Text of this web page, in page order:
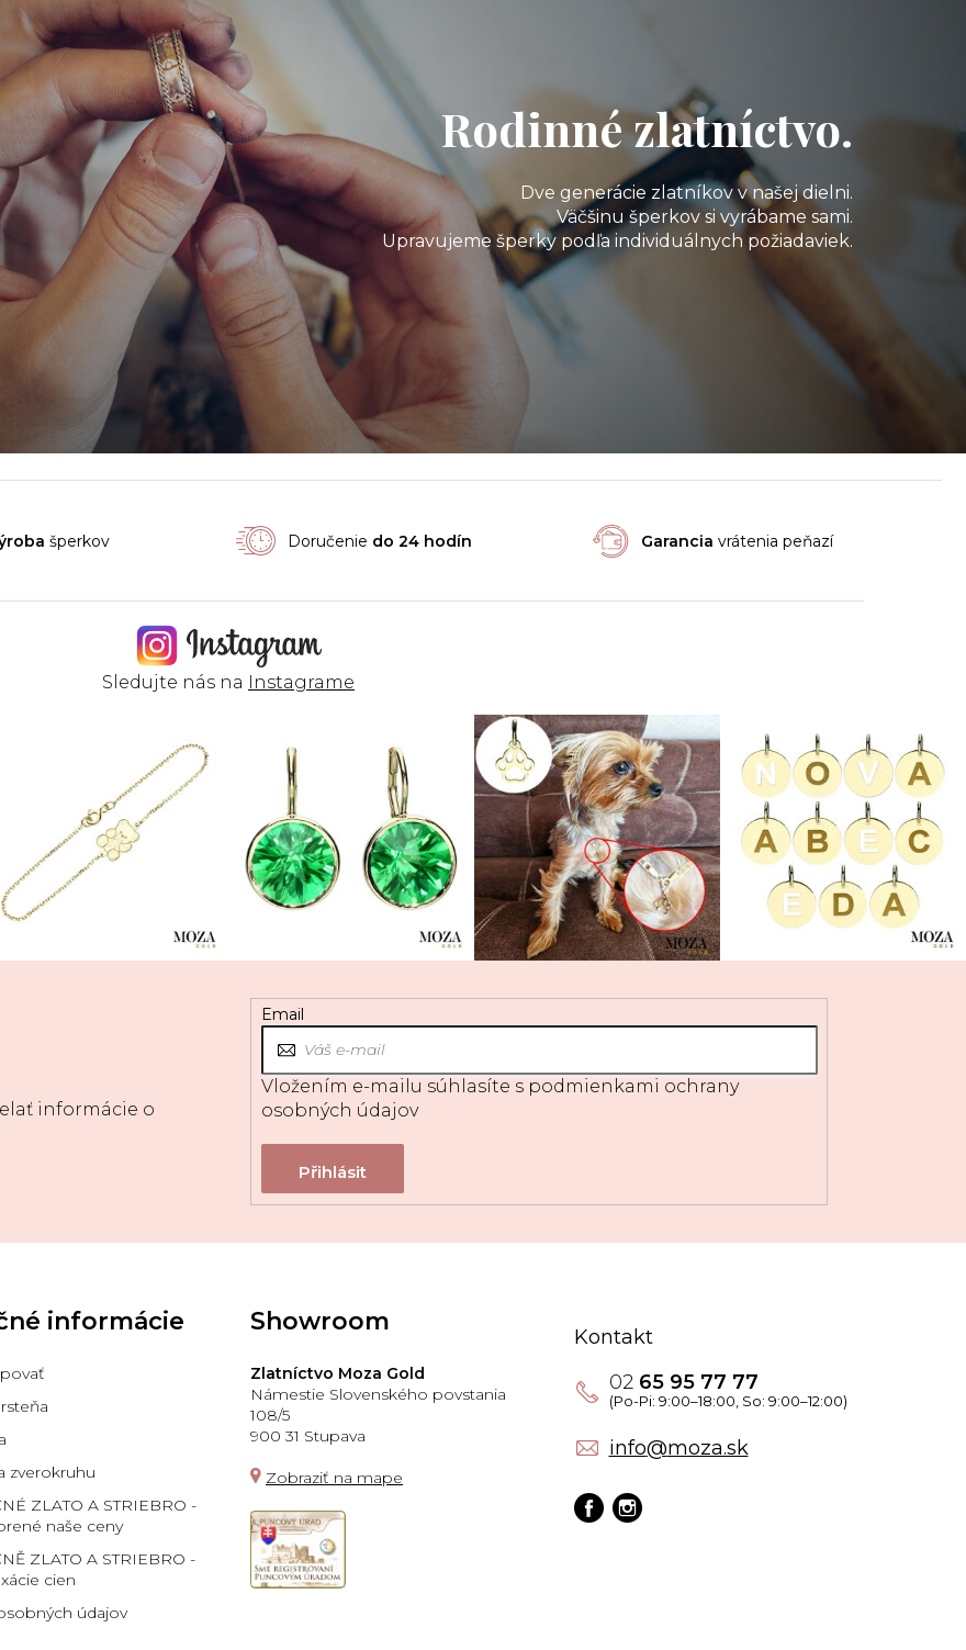
Rodinné zlatníctvo.
Dve generácie zlatníkov v našej dielni.
Väčšinu šperkov si vyrábame sami.
Upravujeme šperky podľa individuálnych požiadaviek.
šperkov Doručenie do 24 hodín Garancia vrátenia peňazí
Sledujte nás na Instagrame
informácie o
Email
Vložením e-mailu súhlasíte s podmienkami ochrany
osobných údajov
informácie
zverokruhu
ZLATO A STRIEBRO -
naše ceny
ZLATO A STRIEBRO -
cien
údajov
Showroom
Zlatníctvo Moza Gold
Námestie Slovenského povstania
108/5
900 31 Stupava
Zobraziť na mape
Kontakt
info@moza.sk
0265 95 77 77